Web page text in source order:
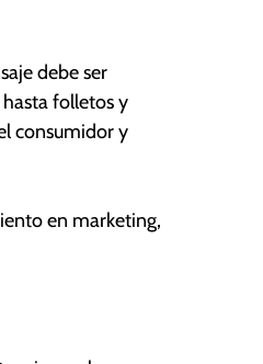
debe ser
folletos y
consumidor y
en marketing,